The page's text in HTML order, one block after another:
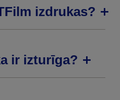
izdrukas?
ir izturīga?